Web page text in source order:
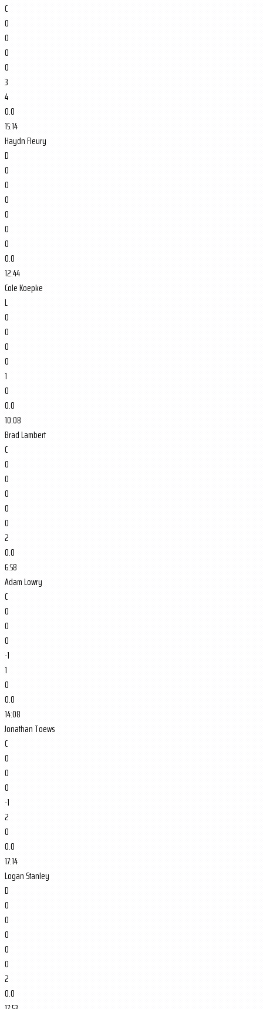
C
0
0
0
0
3
4
0.0
15:14
Haydn Fleury
D
0
0
0
0
0
0
0.0
12:44
Cole Koepke
L
0
0
0
0
1
0
0.0
10:08
Brad Lambert
C
0
0
0
0
0
2
0.0
6:58
Adam Lowry
C
0
0
0
-1
1
0
0.0
14:08
Jonathan Toews
C
0
0
0
-1
2
0
0.0
17:14
Logan Stanley
D
0
0
0
0
0
2
0.0